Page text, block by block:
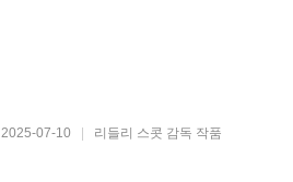
2025-07-10 리들리 스콧 감독 작품